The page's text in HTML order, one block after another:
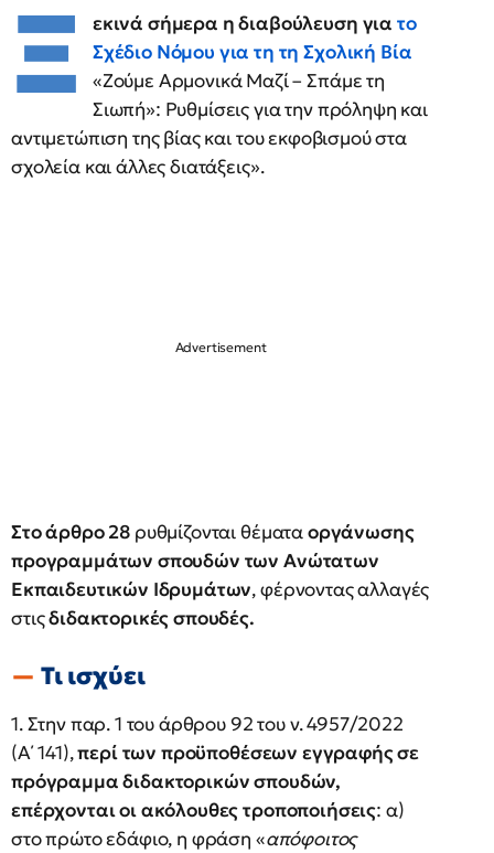
Ξ εκινά σήμερα η διαβούλευση για το
Σχέδιο Νόμου για τη τη Σχολική Βία
«Ζούμε Αρμονικά Μαζί – Σπάμε τη
Σιωπή»: Ρυθμίσεις για την πρόληψη και
αντιμετώπιση της βίας και του εκφοβισμού στα
σχολεία και άλλες διατάξεις».
Στο άρθρο 28 ρυθμίζονται θέματαοργάνωσης
προγραμμάτων σπουδών των Ανώτατων
Εκπαιδευτικών Ιδρυμάτων, φέρνοντας αλλαγές
στιςδιδακτορικές σπουδές.
Τι ισχύει
1. Στην παρ. 1 του άρθρου 92 του ν. 4957/2022
(Α΄ 141),περί των προϋποθέσεων εγγραφής σε
πρόγραμμα διδακτορικών σπουδών,
επέρχονται οι ακόλουθες τροποποιήσεις: α)
στο πρώτο εδάφιο, η φράση «απόφοιτος